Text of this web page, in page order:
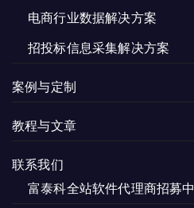
电商行业数据解决方案
招投标信息采集解决方案
案例与定制
教程与文章
联系我们
富泰科全站软件代理商招募中